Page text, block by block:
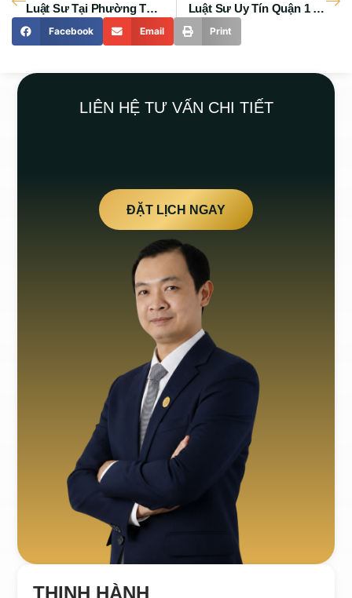
Luật Sư Tại Phường Tân Định Quận 1 Tốt Nhất 2026 Luật Sư Uy Tín Quận 1 – Tư Vấn Pháp Lý Chuyên Nghiệp
Facebook Email Print
LIÊN HỆ TƯ VẤN CHI TIẾT
ĐẶT LỊCH NGAY
THỊNH HÀNH